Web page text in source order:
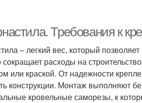
Требования к
– легкий вес, который
расходы на
или краской. От надежности
конструкции. Монтаж выполняют
кровельные саморезы, к